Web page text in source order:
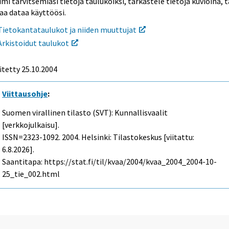
dataa käyttöösi.
ja niiden muuttujat
taulukot
25.10.2004
Viittausohje:
Suomen virallinen tilasto (SVT): Kunnallisvaalit
[verkkojulkaisu].
ISSN=2323-1092. 2004. Helsinki: Tilastokeskus [viitattu:
6.8.2026].
Saantitapa: https://stat.fi/til/kvaa/2004/kvaa_2004_2004-10-
25_tie_002.html